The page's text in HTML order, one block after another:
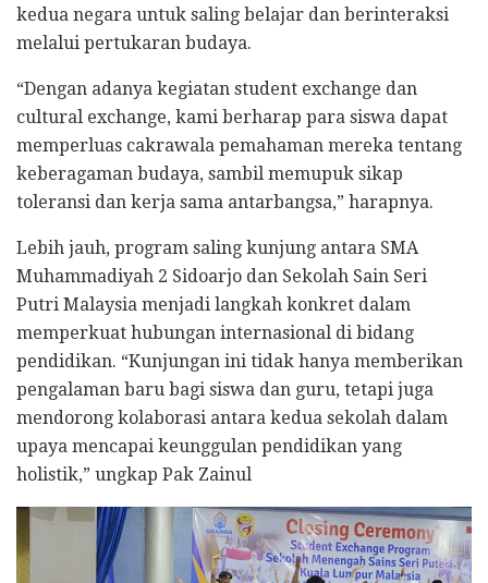
kedua negara untuk saling belajar dan berinteraksi
melalui pertukaran budaya.
“Dengan adanya kegiatan student exchange dan
cultural exchange, kami berharap para siswa dapat
memperluas cakrawala pemahaman mereka tentang
keberagaman budaya, sambil memupuk sikap
toleransi dan kerja sama antarbangsa,” harapnya.
Lebih jauh, program saling kunjung antara SMA
Muhammadiyah 2 Sidoarjo dan Sekolah Sain Seri
Putri Malaysia menjadi langkah konkret dalam
memperkuat hubungan internasional di bidang
pendidikan. “Kunjungan ini tidak hanya memberikan
pengalaman baru bagi siswa dan guru, tetapi juga
mendorong kolaborasi antara kedua sekolah dalam
upaya mencapai keunggulan pendidikan yang
holistik,” ungkap Pak Zainul